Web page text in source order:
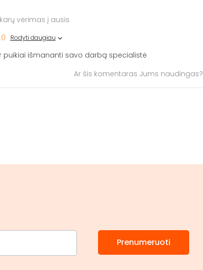
vėrimas į ausis
Rodyti daugiau
puikiai išmananti savo darbą specialistė
Ar šis komentaras Jums naudingas?
Prenumeruoti